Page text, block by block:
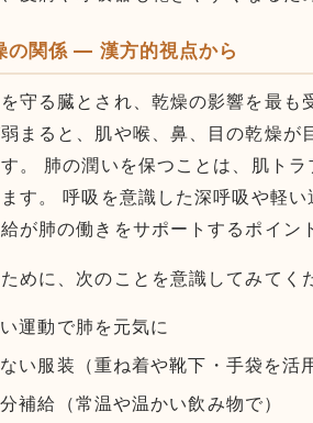
の関係 — 漢方的視点から
守る臓とされ、乾燥の影響を最も
まると、肌や喉、鼻、目の乾燥が
。 肺の潤いを保つことは、肌ト
す。 呼吸を意識した深呼吸や軽
が肺の働きをサポートするポイン
めに、次のことを意識してみてく
運動で肺を元気に
い服装（重ね着や靴下・手袋を活
補給（常温や温かい飲み物で）